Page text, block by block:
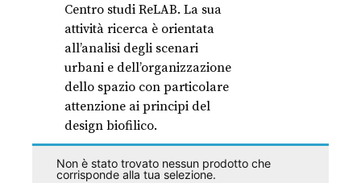
Centro studi ReLAB. La sua
attività ricerca è orientata
all’analisi degli scenari
urbani e dell’organizzazione
dello spazio con particolare
attenzione ai principi del
design biofilico.
Non è stato trovato nessun prodotto che
corrisponde alla tua selezione.